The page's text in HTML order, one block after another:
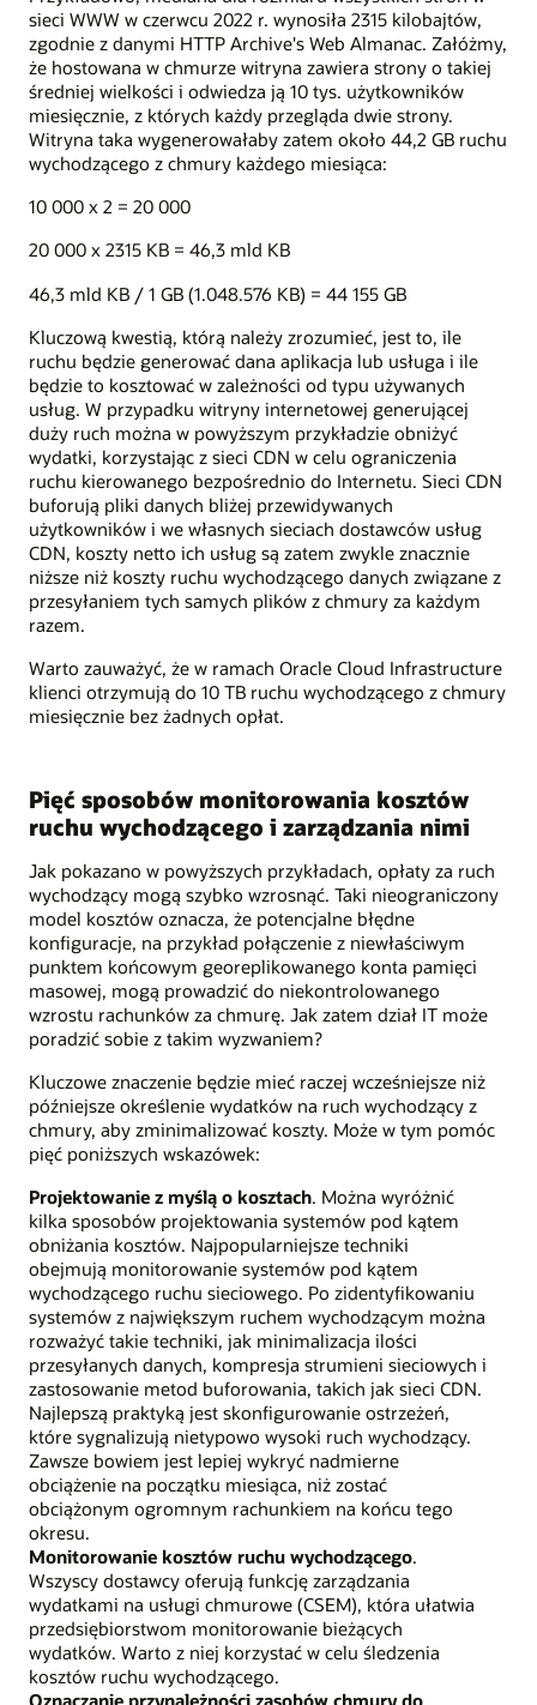
sieci WWW w czerwcu 2022 r. wynosiła 2315 kilobajtów,
zgodnie z danymi HTTP Archive's Web Almanac. Załóżmy,
że hostowana w chmurze witryna zawiera strony o takiej
średniej wielkości i odwiedza ją 10 tys. użytkowników
miesięcznie, z których każdy przegląda dwie strony.
Witryna taka wygenerowałaby zatem około 44,2 GB ruchu
wychodzącego z chmury każdego miesiąca:
10 000 x 2 = 20 000
20 000 x 2315 KB = 46,3 mld KB
46,3 mld KB / 1 GB (1.048.576 KB) = 44 155 GB
Kluczową kwestią, którą należy zrozumieć, jest to, ile
ruchu będzie generować dana aplikacja lub usługa i ile
będzie to kosztować w zależności od typu używanych
usług. W przypadku witryny internetowej generującej
duży ruch można w powyższym przykładzie obniżyć
wydatki, korzystając z sieci CDN w celu ograniczenia
ruchu kierowanego bezpośrednio do Internetu. Sieci CDN
buforują pliki danych bliżej przewidywanych
użytkowników i we własnych sieciach dostawców usług
CDN, koszty netto ich usług są zatem zwykle znacznie
niższe niż koszty ruchu wychodzącego danych związane z
przesyłaniem tych samych plików z chmury za każdym
razem.
Warto zauważyć, że w ramach Oracle Cloud Infrastructure
klienci otrzymują do 10 TB ruchu wychodzącego z chmury
miesięcznie bez żadnych opłat.
Pięć sposobów monitorowania kosztów
ruchu wychodzącego i zarządzania nimi
Jak pokazano w powyższych przykładach, opłaty za ruch
wychodzący mogą szybko wzrosnąć. Taki nieograniczony
model kosztów oznacza, że potencjalne błędne
konfiguracje, na przykład połączenie z niewłaściwym
punktem końcowym georeplikowanego konta pamięci
masowej, mogą prowadzić do niekontrolowanego
wzrostu rachunków za chmurę. Jak zatem dział IT może
poradzić sobie z takim wyzwaniem?
Kluczowe znaczenie będzie mieć raczej wcześniejsze niż
późniejsze określenie wydatków na ruch wychodzący z
chmury, aby zminimalizować koszty. Może w tym pomóc
pięć poniższych wskazówek:
Projektowanie z myślą o kosztach. Można wyróżnić
kilka sposobów projektowania systemów pod kątem
obniżania kosztów. Najpopularniejsze techniki
obejmują monitorowanie systemów pod kątem
wychodzącego ruchu sieciowego. Po zidentyfikowaniu
systemów z największym ruchem wychodzącym można
rozważyć takie techniki, jak minimalizacja ilości
przesyłanych danych, kompresja strumieni sieciowych i
zastosowanie metod buforowania, takich jak sieci CDN.
Najlepszą praktyką jest skonfigurowanie ostrzeżeń,
które sygnalizują nietypowo wysoki ruch wychodzący.
Zawsze bowiem jest lepiej wykryć nadmierne
obciążenie na początku miesiąca, niż zostać
obciążonym ogromnym rachunkiem na końcu tego
okresu.
Monitorowanie kosztów ruchu wychodzącego.
Wszyscy dostawcy oferują funkcję zarządzania
wydatkami na usługi chmurowe (CSEM), która ułatwia
przedsiębiorstwom monitorowanie bieżących
wydatków. Warto z niej korzystać w celu śledzenia
kosztów ruchu wychodzącego.